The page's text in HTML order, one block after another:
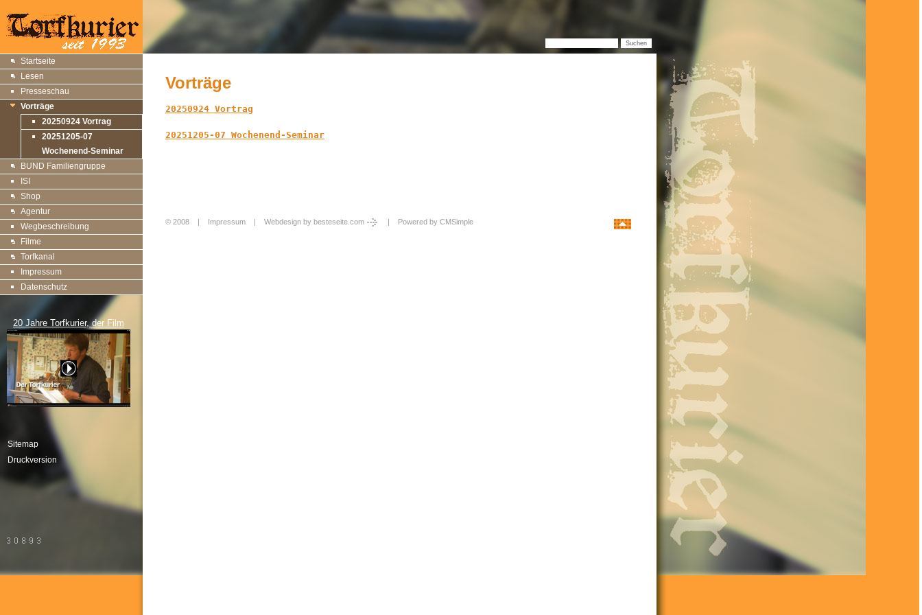
Startseite
Lesen
Presseschau
Vorträge
20250924 Vortrag
20251205-07
Wochenend-Seminar
BUND Familiengruppe
ISI
Shop
Agentur
Wegbeschreibung
Filme
Torfkanal
Impressum
Datenschutz
20 Jahre Torfkurier, der Film
Sitemap
Druckversion
Vorträge
20250924 Vortrag
20251205-07 Wochenend-Seminar
© 2008 | Impressum Webdesign by besteseite.com | Powered by CMSimple